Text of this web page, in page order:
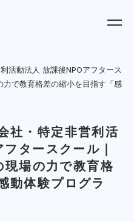
活動法人 放課後NPOアフタース
で教育格差の縮小を目指す「感
社・特定非営利活
タースクール｜
場の力で教育格
動体験プログラ